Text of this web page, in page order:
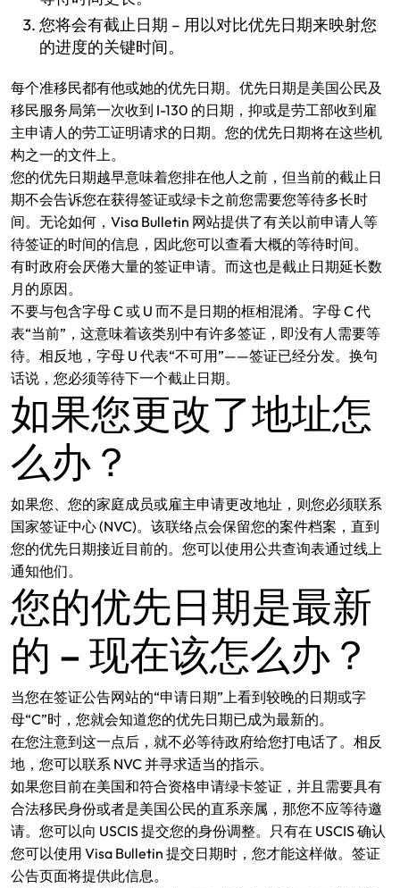
您将会有截止日期 – 用以对比优先日期来映射您
的进度的关键时间。
每个准移民都有他或她的优先日期。优先日期是美国公民及
移民服务局第一次收到 I-130 的日期，抑或是劳工部收到雇
主申请人的劳工证明请求的日期。您的优先日期将在这些机
构之一的文件上。
您的优先日期越早意味着您排在他人之前，但当前的截止日
期不会告诉您在获得签证或绿卡之前您需要您等待多长时
间。无论如何，Visa Bulletin 网站提供了有关以前申请人等
待签证的时间的信息，因此您可以查看大概的等待时间。
有时政府会厌倦大量的签证申请。而这也是截止日期延长数
月的原因。
不要与包含字母 C 或 U 而不是日期的框相混淆。字母 C 代
表“当前”，这意味着该类别中有许多签证，即没有人需要等
待。相反地，字母 U 代表“不可用”——签证已经分发。换句
话说，您必须等待下一个截止日期。
如果您更改了地址怎
么办？
如果您、您的家庭成员或雇主申请更改地址，则您必须联系
国家签证中心 (NVC)。该联络点会保留您的案件档案，直到
您的优先日期接近目前的。您可以使用公共查询表通过线上
通知他们。
您的优先日期是最新
的 – 现在该怎么办？
当您在签证公告网站的“申请日期”上看到较晚的日期或字
母“C”时，您就会知道您的优先日期已成为最新的。
在您注意到这一点后，就不必等待政府给您打电话了。相反
地，您可以联系 NVC 并寻求适当的指示。
如果您目前在美国和符合资格申请绿卡签证，并且需要具有
合法移民身份或者是美国公民的直系亲属，那您不应等待邀
请。您可以向 USCIS 提交您的身份调整。只有在 USCIS 确认
您可以使用 Visa Bulletin 提交日期时，您才能这样做。签证
公告页面将提供此信息。